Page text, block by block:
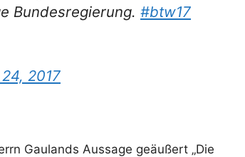
Bundesregierung. #btw17
2017
Gaulands Aussage geäußert „Die